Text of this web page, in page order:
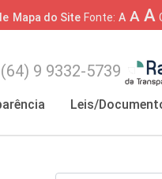
Mapa do Site Fonte: A A A
(64) 9 9332-5739
Leis/